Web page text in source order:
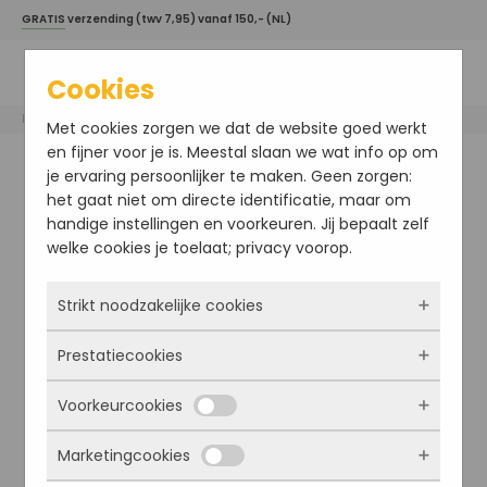
GRATIS verzending (twv 7,95) vanaf 150,- (NL)
Home / Dr. Baumann / DECOLLETE SPECIAL
Cookies
Met cookies zorgen we dat de website goed werkt
en fijner voor je is. Meestal slaan we wat info op om
je ervaring persoonlijker te maken. Geen zorgen:
het gaat niet om directe identificatie, maar om
handige instellingen en voorkeuren. Jij bepaalt zelf
welke cookies je toelaat; privacy voorop.
Strikt noodzakelijke cookies
Deze cookies zorgen ervoor dat de website
überhaupt werkt. Ze zijn dus altijd actief en
kunnen niet worden uitgezet. Meestal worden
ze alleen geplaatst als jij iets doet, zoals
inloggen, een formulier invullen of je
Prestatiecookies
Met deze cookies zien we hoe vaak onze site
bezocht wordt, waar bezoekers vandaan
komen en welke pagina’s populair zijn. Zo
Voorkeurcookies
Deze cookies onthouden jouw voorkeuren.
Marketingcookies